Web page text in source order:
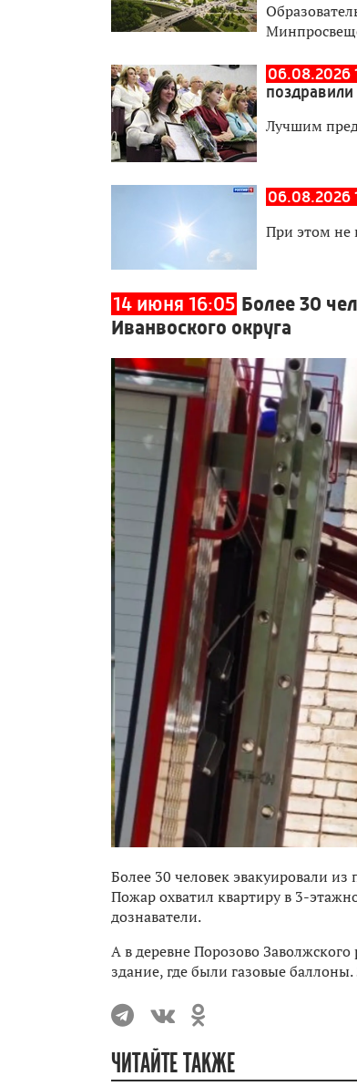
06.08.2026
поздравили
Лучшим
06.08.2026
При этом не
14 июня 16:05 Более 30
Иванвоского округа
Более 30 человек эвакуировали
Пожар охватил квартиру в 3-
дознаватели.
А в деревне Порозово
здание, где были газовые
ЧИТАЙТЕ ТАКЖЕ